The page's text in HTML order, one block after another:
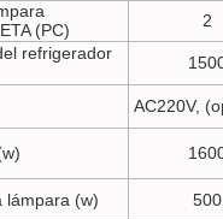
(PC)
2
refrigerador
AC220V,
lámpara (w)
500